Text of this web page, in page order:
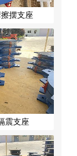
摆支座
震支座